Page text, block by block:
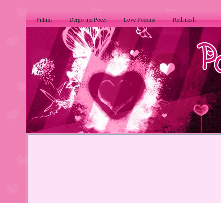
Fillimi Dergo nje Poezi Love Poeams Reth nesh